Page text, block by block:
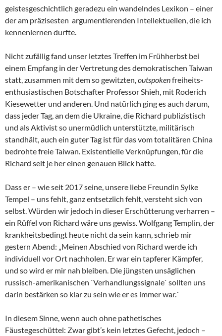
geistesgeschichtlich geradezu ein wandelndes Lexikon – einer
der am präzisesten argumentierenden Intellektuellen, die ich
kennenlernen durfte.
Nicht zufällig fand unser letztes Treffen im Frühherbst bei
einem Empfang in der Vertretung des demokratischen Taiwan
statt, zusammen mit dem so gewitzten,outspokenfreiheits-
enthusiastischen Botschafter Professor Shieh, mit Roderich
Kiesewetter und anderen. Und natürlich ging es auch darum,
dass jeder Tag, an dem die Ukraine, die Richard publizistisch
und als Aktivist so unermüdlich unterstützte, militärisch
standhält, auch ein guter Tag ist für das vom totalitären China
bedrohte freie Taiwan. Existentielle Verknüpfungen, für die
Richard seit je her einen genauen Blick hatte.
Dass er – wie seit 2017 seine, unsere liebe Freundin Sylke
Tempel – uns fehlt, ganz entsetzlich fehlt, versteht sich von
selbst. Würden wir jedoch in dieser Erschütterung verharren –
ein Rüffel von Richard wäre uns gewiss. Wolfgang Templin, der
krankheitsbedingt heute nicht da sein kann, schrieb mir
gestern Abend: „Meinen Abschied von Richard werde ich
individuell vor Ort nachholen. Er war ein tapferer Kämpfer,
und so wird er mir nah bleiben. Die jüngsten unsäglichen
russisch-amerikanischen `Verhandlungssignale` sollten uns
darin bestärken so klar zu sein wie er es immer war.´
In diesem Sinne, wenn auch ohne pathetisches
Fäustegeschüttel: Zwar gibt’s kein letztes Gefecht, jedoch –